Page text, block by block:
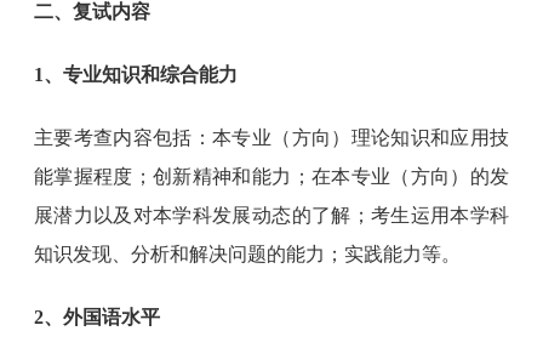
二、复试内容
1、专业知识和综合能力
主要考查内容包括：本专业（方向）理论知识和应用技
能掌握程度；创新精神和能力；在本专业（方向）的发
展潜力以及对本学科发展动态的了解；考生运用本学科
知识发现、分析和解决问题的能力；实践能力等。
2、外国语水平